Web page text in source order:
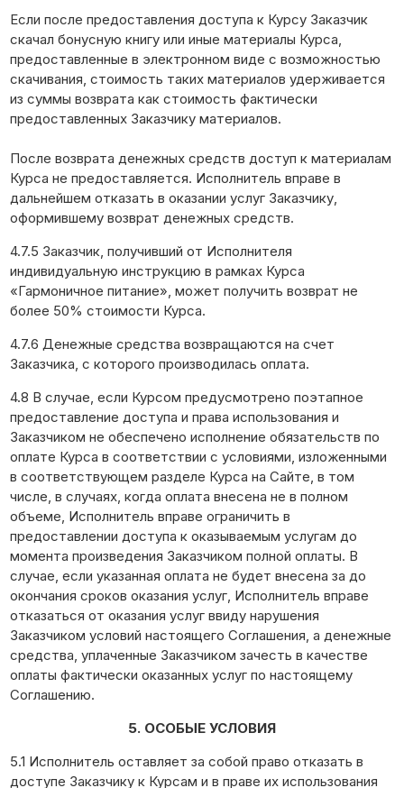
Если после предоставления доступа к Курсу Заказчик
скачал бонусную книгу или иные материалы Курса,
предоставленные в электронном виде с возможностью
скачивания, стоимость таких материалов удерживается
из суммы возврата как стоимость фактически
предоставленных Заказчику материалов.
После возврата денежных средств доступ к материалам
Курса не предоставляется. Исполнитель вправе в
дальнейшем отказать в оказании услуг Заказчику,
оформившему возврат денежных средств.
4.7.5 Заказчик, получивший от Исполнителя
индивидуальную инструкцию в рамках Курса
«Гармоничное питание», может получить возврат не
более 50% стоимости Курса.
4.7.6 Денежные средства возвращаются на счет
Заказчика, с которого производилась оплата.
4.8 В случае, если Курсом предусмотрено поэтапное
предоставление доступа и права использования и
Заказчиком не обеспечено исполнение обязательств по
оплате Курса в соответствии с условиями, изложенными
в соответствующем разделе Курса на Сайте, в том
числе, в случаях, когда оплата внесена не в полном
объеме, Исполнитель вправе ограничить в
предоставлении доступа к оказываемым услугам до
момента произведения Заказчиком полной оплаты. В
случае, если указанная оплата не будет внесена за до
окончания сроков оказания услуг, Исполнитель вправе
отказаться от оказания услуг ввиду нарушения
Заказчиком условий настоящего Соглашения, а денежные
средства, уплаченные Заказчиком зачесть в качестве
оплаты фактически оказанных услуг по настоящему
Соглашению.
5. ОСОБЫЕ УСЛОВИЯ
5.1 Исполнитель оставляет за собой право отказать в
доступе Заказчику к Курсам и в праве их использования